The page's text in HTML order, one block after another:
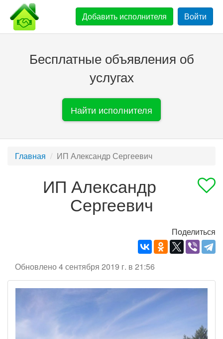
Добавить исполнителя Войти
Бесплатные объявления об
услугах
Найти исполнителя
Главная ИП Александр Сергеевич
ИП Александр
Сергеевич
Поделиться
Обновлено 4 сентября 2019 г. в 21:56